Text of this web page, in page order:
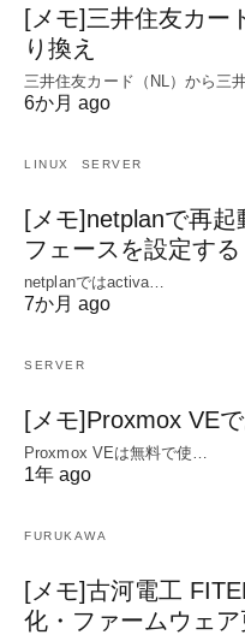
[メモ]三井住友カー
り換え
三井住友カード（NL）から三
6か月 ago
LINUX SERVER
[メモ]netplanで再
フェースを設定する
netplanではactiva…
7か月 ago
SERVER
[メモ]Proxmox VE
Proxmox VEは無料で使…
1年 ago
FURUKAWA
[メモ]古河電工
化・ファームウェ